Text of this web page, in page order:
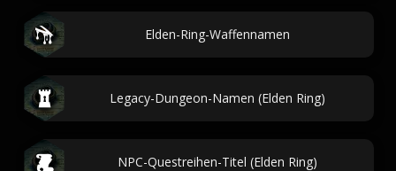
Elden-Ring-Waffennamen
Legacy-Dungeon-Namen (Elden Ring)
NPC-Questreihen-Titel (Elden Ring)